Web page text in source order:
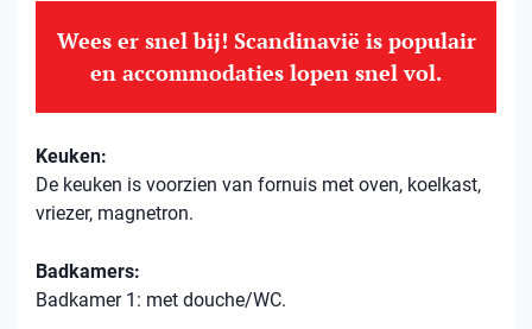
Wees er snel bij! Scandinavië is populair
en accommodaties lopen snel vol.
Keuken:
De keuken is voorzien van fornuis met oven, koelkast,
vriezer, magnetron.
Badkamers:
Badkamer 1: met douche/WC.